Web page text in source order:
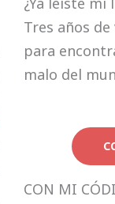
Tres años
para
malo del
CON MI